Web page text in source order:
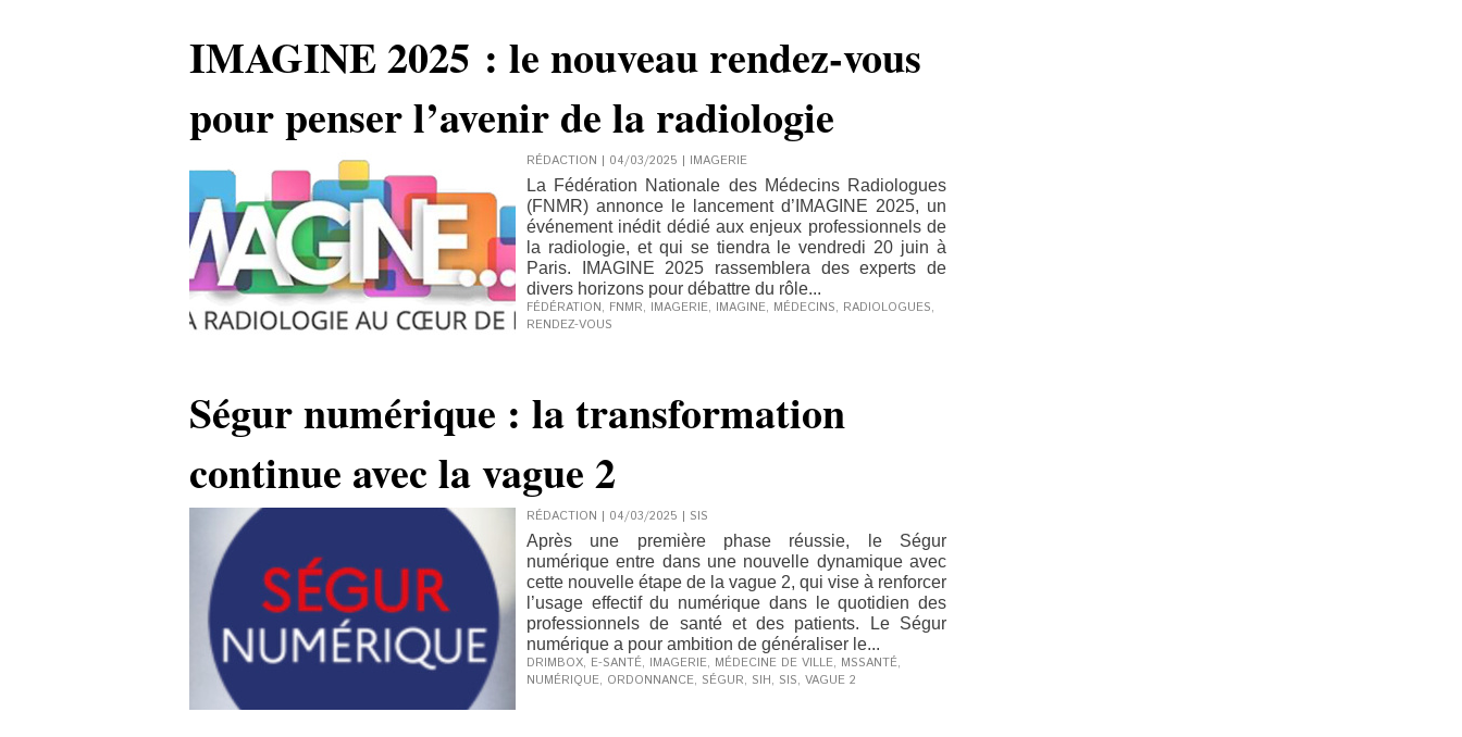
IMAGINE 2025 : le nouveau rendez-vous
pour penser l’avenir de la radiologie
RÉDACTION | 04/03/2025 | IMAGERIE
La Fédération Nationale des Médecins Radiologues
(FNMR) annonce le lancement d’IMAGINE 2025, un
événement inédit dédié aux enjeux professionnels de
la radiologie, et qui se tiendra le vendredi 20 juin à
Paris. IMAGINE 2025 rassemblera des experts de
divers horizons pour débattre du rôle...
FÉDÉRATION, FNMR, IMAGERIE, IMAGINE, MÉDECINS, RADIOLOGUES,
RENDEZ-VOUS
Ségur numérique : la transformation
continue avec la vague 2
RÉDACTION | 04/03/2025 | SIS
Après une première phase réussie, le Ségur
numérique entre dans une nouvelle dynamique avec
cette nouvelle étape de la vague 2, qui vise à renforcer
l’usage effectif du numérique dans le quotidien des
professionnels de santé et des patients. Le Ségur
numérique a pour ambition de généraliser le...
DRIMBOX, E-SANTÉ, IMAGERIE, MÉDECINE DE VILLE, MSSANTÉ,
NUMÉRIQUE, ORDONNANCE, SÉGUR, SIH, SIS, VAGUE 2